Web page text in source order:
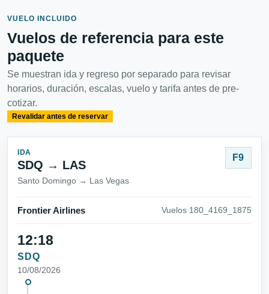
VUELO INCLUIDO
Vuelos de referencia para este
paquete
Se muestran ida y regreso por separado para revisar
horarios, duración, escalas, vuelo y tarifa antes de pre-
cotizar.
Revalidar antes de reservar
IDA
SDQ → LAS
Santo Domingo → Las Vegas
F9
Frontier Airlines Vuelos 180_4169_1875
12:18
SDQ
10/08/2026